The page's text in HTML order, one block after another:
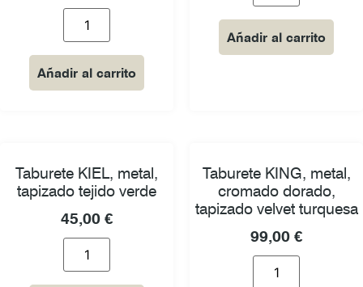
Añadir al carrito
Añadir al carrito
Taburete KIEL, metal,
tapizado tejido verde
45,00 €
Taburete KING, metal,
cromado dorado,
tapizado velvet turquesa
99,00 €